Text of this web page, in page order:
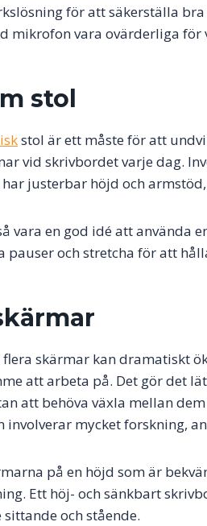
för att säkerställa
mikrofon vara ovärderliga
stol
stol är ett måste för att
vid skrivbordet varje dag.
justerbar höjd och
vara en god idé att använda
pauser och stretcha för att
flera skärmar kan dramatiskt
att arbeta på. Det gör det
att behöva växla mellan
involverar mycket forskning,
på en höjd som är
Ett höj- och sänkbart
och stående.